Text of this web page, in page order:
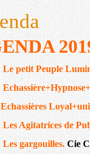
Le petit Peuple
Les Agitatrices de
Les gargouilles. Cie